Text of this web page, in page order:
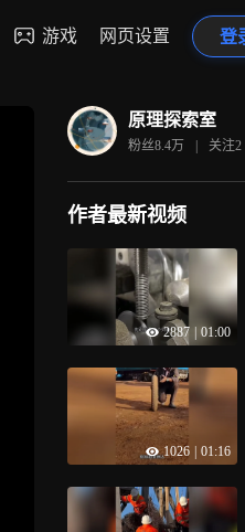
游戏 网页设置 登
原理探索室
粉丝8.4万 | 关注2
作者最新视频
2887 01:00
1026 01:16